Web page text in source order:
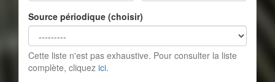
Source périodique (choisir)
Cette liste n'est pas exhaustive. Pour consulter la liste
complète, cliquez ici.